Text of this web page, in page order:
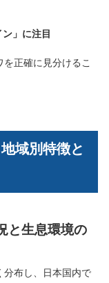
」に注目
正確に見分けるこ
域別特徴と
と生息環境の
分布し、日本国内で